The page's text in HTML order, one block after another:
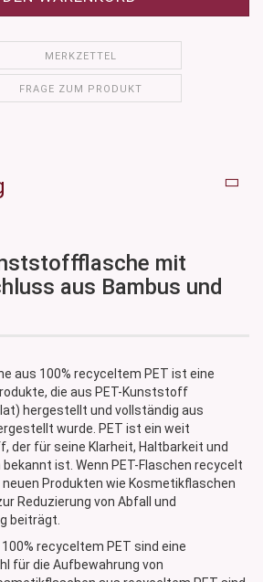
MERKZETTEL
FRAGE ZUM PRODUKT
mit
aus Bambus und
aus 100% recyceltem PET ist eine
die aus PET-Kunststoff
hergestellt und vollständig aus
wurde. PET ist ein weit
der für seine Klarheit, Haltbarkeit und
ist. Wenn PET-Flaschen recycelt
Produkten wie Kosmetikflaschen
Reduzierung von Abfall und
beiträgt.
recyceltem PET sind eine
für die Aufbewahrung von